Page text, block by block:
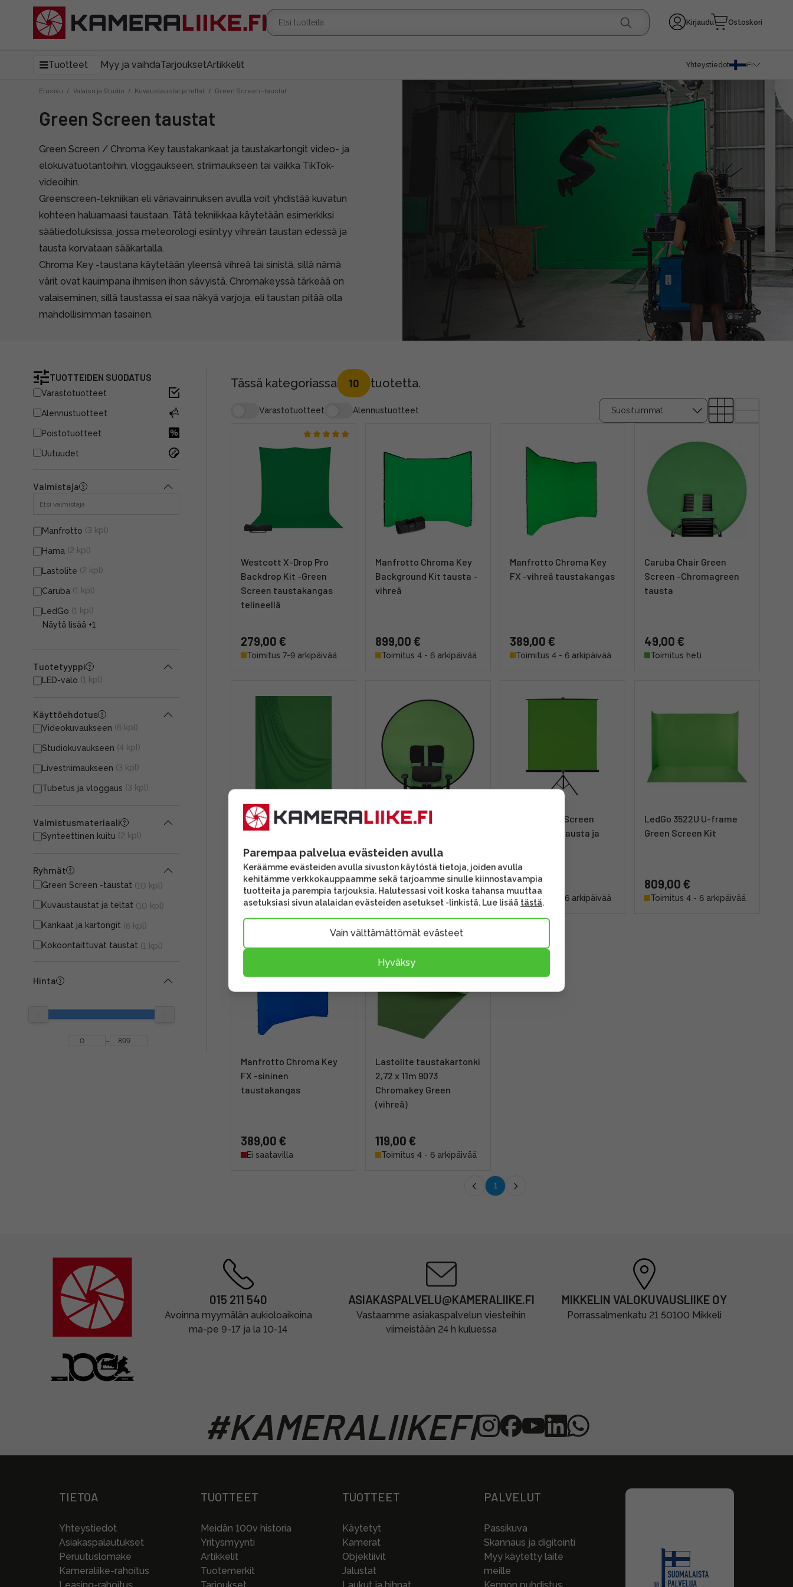
Kirjaudu Ostoskori
Tuotteet Myy ja vaihdaTarjouksetArtikkelit Yhteystiedot FI
Etusivu / Valaisu ja Studio / Kuvaustaustat ja teltat / Green Screen -taustat
Green Screen taustat
Green Screen / Chroma Key taustakankaat ja taustakartongit video- ja
elokuvatuotantoihin, vloggaukseen, striimaukseen tai vaikka TikTok-
videoihin.
Greenscreen-tekniikan eli väriavainnuksen avulla voit yhdistää kuvatun
kohteen haluamaasi taustaan. Tätä tekniikkaa käytetään esimerkiksi
säätiedotuksissa, jossa meteorologi esiintyy vihreän taustan edessä ja
tausta korvataan sääkartalla.
Chroma Key -taustana käytetään yleensä vihreä tai sinistä, sillä nämä
värit ovat kauimpana ihmisen ihon sävyistä. Chromakeyssä tärkeää on
valaiseminen, sillä taustassa ei saa näkyä varjoja, eli taustan pitää olla
mahdollisimman tasainen.
TUOTTEIDEN SUODATUS
Varastotuotteet
Alennustuotteet
Poistotuotteet
Uutuudet
Valmistaja
Manfrotto (3 kpl)
Hama (2 kpl)
Lastolite (2 kpl)
Caruba (1 kpl)
LedGo (1 kpl)
Näytä lisää +1
Tuotetyyppi
LED-valo (1 kpl)
Käyttöehdotus
Videokuvaukseen (6 kpl)
Studiokuvaukseen (4 kpl)
Livestriimaukseen (3 kpl)
Tubetus ja vloggaus (3 kpl)
Valmistusmateriaali
Synteettinen kuitu (2 kpl)
Ryhmät
Green Screen -taustat (10 kpl)
Kuvaustaustat ja teltat (10 kpl)
Kankaat ja kartongit (6 kpl)
Kokoontaittuvat taustat (1 kpl)
Hinta
-
Tässä kategoriassa 10 tuotetta.
Varastotuotteet Alennustuotteet
Westcott X-Drop Pro
Backdrop Kit -Green
Screen taustakangas
telineellä
279,00 €
Toimitus 7-9 arkipäivää
Manfrotto Chroma Key
Background Kit tausta -
vihreä
899,00 €
Toimitus 4 - 6 arkipäivää
Manfrotto Chroma Key
FX -vihreä taustakangas
389,00 €
Toimitus 4 - 6 arkipäivää
Caruba Chair Green
Screen -Chromagreen
tausta
49,00 €
Toimitus heti
Lastolite L5781
Chromakey Green
(3x3.5m) -taustakangas
299,00 €
Toimitus 4 - 6 arkipäivää
Hama Chairy Folding
Chromagreen tausta
39,90 €
Toimitus 4 - 6 arkipäivää
Hama Green Screen
180x180cm -tausta ja
139,00 €
Toimitus 4 - 6 arkipäivää
LedGo 3522U U-frame
Green Screen Kit
809,00 €
Toimitus 4 - 6 arkipäivää
Manfrotto Chroma Key
FX -sininen
taustakangas
389,00 €
Ei saatavilla
Lastolite taustakartonki
2,72 x 11m 9073
Chromakey Green
(vihreä)
119,00 €
Toimitus 4 - 6 arkipäivää
1
015 211 540
Avoinna myymälän aukioloaikoina
ma-pe 9-17 ja la 10-14
ASIAKASPALVELU@KAMERALIIKE.FI
Vastaamme asiakaspalvelun viesteihin
viimeistään 24 h kuluessa
MIKKELIN VALOKUVAUSLIIKE OY
Porrassalmenkatu 21 50100 Mikkeli
#KAMERALIIKEFI
TIETOA
Yhteystiedot
Asiakaspalautukset
Peruutuslomake
Kameraliike-rahoitus
TUOTTEET
Meidän 100v historia
Yritysmyynti
Artikkelit
Tuotemerkit
TUOTTEET
Käytetyt
Kamerat
Objektiivit
Jalustat
PALVELUT
Passikuva
Skannaus ja digitointi
Myy käytetty laite
meille
Parempaa palvelua evästeiden avulla
Keräämme evästeiden avulla sivuston käytöstä tietoja, joiden avulla
kehitämme verkkokauppaamme sekä tarjoamme sinulle kiinnostavampia
tuotteita ja parempia tarjouksia. Halutessasi voit koska tahansa muuttaa
asetuksiasi sivun alalaidan evästeiden asetukset -linkistä. Lue lisää tästä.
Vain välttämättömät evästeet
Hyväksy